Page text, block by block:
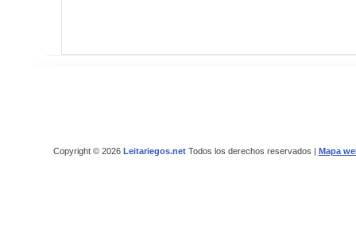
Copyright © 2026 Leitariegos.netTodos los derechos reservados | Mapa